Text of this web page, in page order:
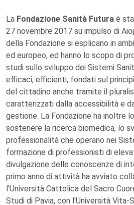
La Fondazione Sanità Futura è
27 novembre 2017 su impulso di
della Fondazione si esplicano in
ed europeo, ed hanno lo scopo di
studi sullo sviluppo dei Sistemi
efficaci, efficienti, fondati sul
del cittadino anche tramite il
caratterizzati dalla accessibilità e
gestione. La Fondazione ha inoltre
sostenere la ricerca biomedica, lo
professionalità che operano nei
formazione di professionisti di
divulgazione delle conoscenze di
primo anno di attività ha avviato
l'Università Cattolica del Sacro
Studi di Pavia, con l'Università Vita-